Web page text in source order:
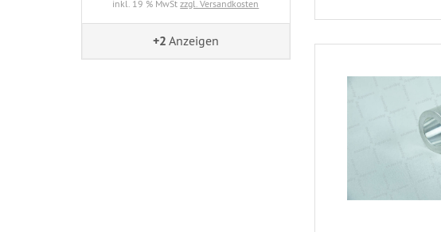
inkl. 19 % MwStzzgl. Versandkosten
+2 Anzeigen